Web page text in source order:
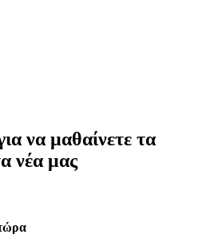
να μαθαίνετε τα
νέα μας